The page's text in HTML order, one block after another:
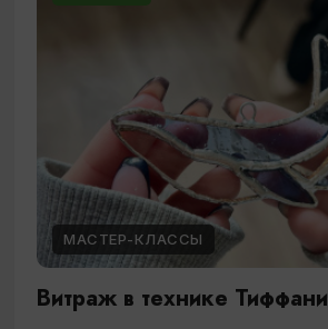
МАСТЕР-КЛАССЫ
Витраж в технике Тиффани